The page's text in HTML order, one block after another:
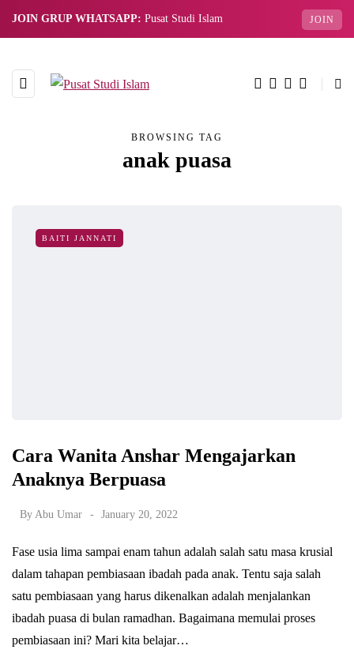
JOIN GRUP WHATSAPP: Pusat Studi Islam JOIN
BROWSING TAG
anak puasa
BAITI JANNATI
Cara Wanita Anshar Mengajarkan
Anaknya Berpuasa
By Abu Umar January 20, 2022
Fase usia lima sampai enam tahun adalah salah satu masa krusial
dalam tahapan pembiasaan ibadah pada anak. Tentu saja salah
satu pembiasaan yang harus dikenalkan adalah menjalankan
ibadah puasa di bulan ramadhan. Bagaimana memulai proses
pembiasaan ini? Mari kita belajar…